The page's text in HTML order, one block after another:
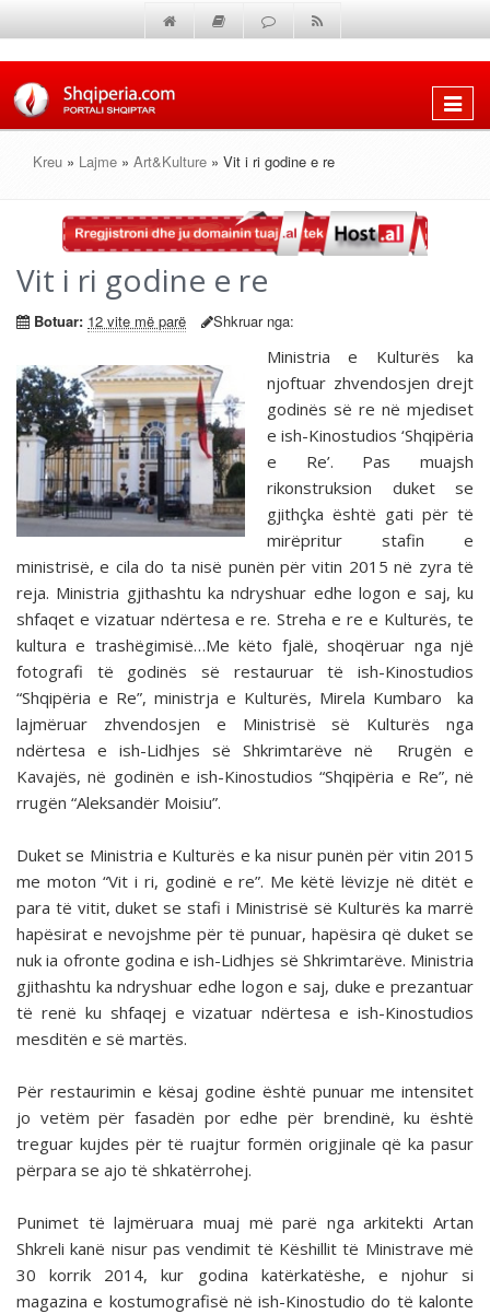
Shfaq
Kreu » Lajme » Art&Kulture » Vit i ri godine e re
Vit i ri godine e re
Botuar: 12 vite më parë Shkruar nga:
Ministria e Kulturës ka
njoftuar zhvendosjen drejt
godinës së re në mjediset
e ish-Kinostudios ‘Shqipëria
e Re’. Pas muajsh
rikonstruksion duket se
gjithçka është gati për të
mirëpritur stafin e
ministrisë, e cila do ta nisë punën për vitin 2015 në zyra të
reja. Ministria gjithashtu ka ndryshuar edhe logon e saj, ku
shfaqet e vizatuar ndërtesa e re. Streha e re e Kulturës, te
kultura e trashëgimisë…Me këto fjalë, shoqëruar nga një
fotografi të godinës së restauruar të ish-Kinostudios
“Shqipëria e Re”, ministrja e Kulturës, Mirela Kumbaro ka
lajmëruar zhvendosjen e Ministrisë së Kulturës nga
ndërtesa e ish-Lidhjes së Shkrimtarëve në Rrugën e
Kavajës, në godinën e ish-Kinostudios “Shqipëria e Re”, në
rrugën “Aleksandër Moisiu”.
Duket se Ministria e Kulturës e ka nisur punën për vitin 2015
me moton “Vit i ri, godinë e re”. Me këtë lëvizje në ditët e
para të vitit, duket se stafi i Ministrisë së Kulturës ka marrë
hapësirat e nevojshme për të punuar, hapësira që duket se
nuk ia ofronte godina e ish-Lidhjes së Shkrimtarëve. Ministria
gjithashtu ka ndryshuar edhe logon e saj, duke e prezantuar
të renë ku shfaqej e vizatuar ndërtesa e ish-Kinostudios
mesditën e së martës.
Për restaurimin e kësaj godine është punuar me intensitet
jo vetëm për fasadën por edhe për brendinë, ku është
treguar kujdes për të ruajtur formën origjinale që ka pasur
përpara se ajo të shkatërrohej.
Punimet të lajmëruara muaj më parë nga arkitekti Artan
Shkreli kanë nisur pas vendimit të Këshillit të Ministrave më
30 korrik 2014, kur godina katërkatëshe, e njohur si
magazina e kostumografisë në ish-Kinostudio do të kalonte